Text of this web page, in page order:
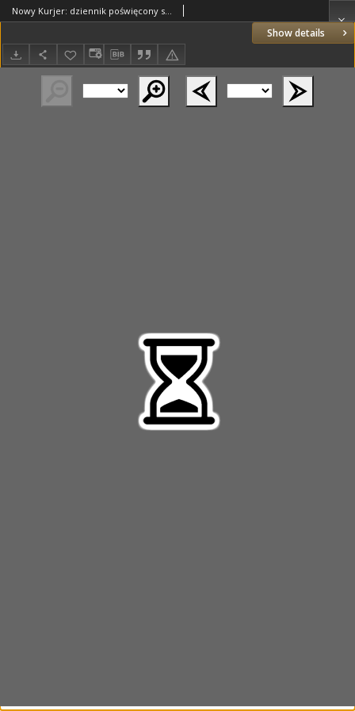
Show details
Nowy Kurjer: dziennik poświęcony sprawom politycznym i społecznym 1938.05.24 R.49 Nr118